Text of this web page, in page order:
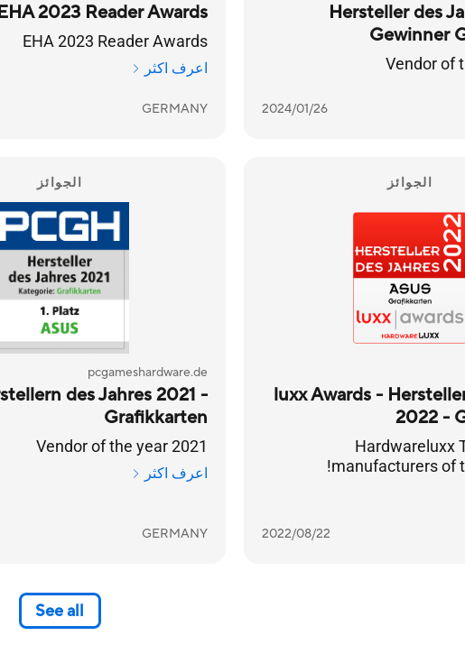
Hersteller des
Gewinner
Vendor of
2024/01/26
2023 Reader Awards
EHA 2023 Reader Awards
اعرف اكثر
GERMANY
الجوائز
luxx Awards -
2022 -
Hardwareluxx These are the
manufacturers of
2022/08/22
الجوائز
pcgameshardware.de
des Jahres 2021 -
Grafikkarten
Vendor of the year 2021
اعرف اكثر
GERMANY
See all